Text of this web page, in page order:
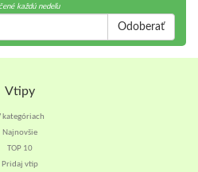
každú nedeľu
Odoberať
Vtipy
kategóriach
Najnovšie
TOP 10
Pridaj vtip